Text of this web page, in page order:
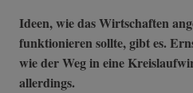
Ideen, wie das Wirtschaften
funktionieren sollte, gibt es.
wie der Weg in eine
allerdings.